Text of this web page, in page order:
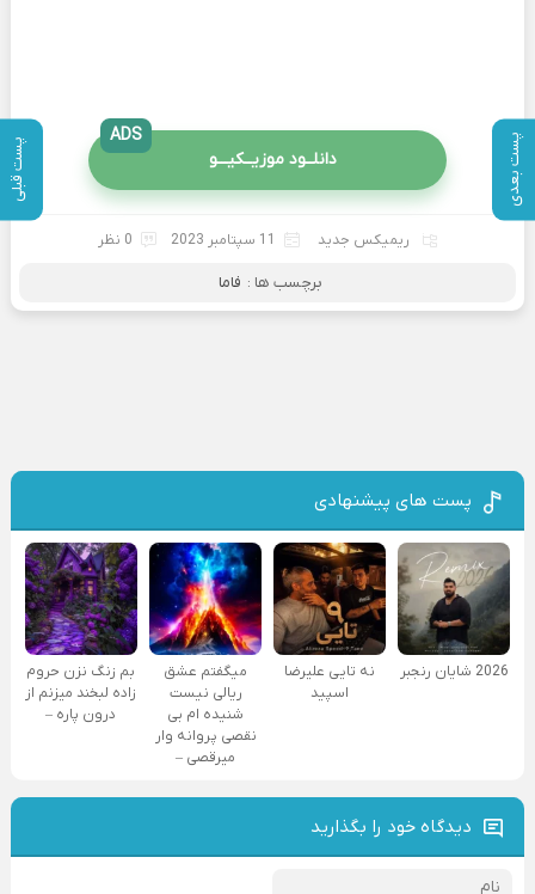
پست بعدی پست قبلی دانلــود موزیــکیـــو
ADS
ریمیکس جدید 11 سپتامبر 2023 0 نظر
برچسب ها : فاما
پست های پیشنهادی
2026 شایان رنجبر
نه تایی علیرضا
اسپید
میگفتم عشق
ریالی نیست
شنیده ام بی
نقصی پروانه وار
میرقصی –
بم زنگ نزن حروم
زاده لبخند میزنم از
درون پاره –
دیدگاه خود را بگذارید